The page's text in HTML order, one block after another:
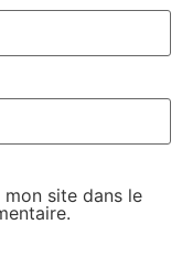
site dans le